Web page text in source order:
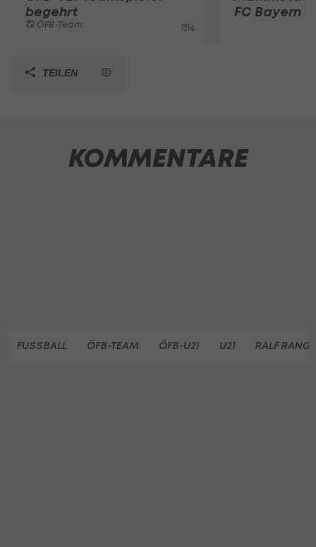
begehrt
ÖFB-Team 4
FC Bayern
TEILEN
KOMMENTARE
FUSSBALL ÖFB-TEAM ÖFB-U21 U21 RALF